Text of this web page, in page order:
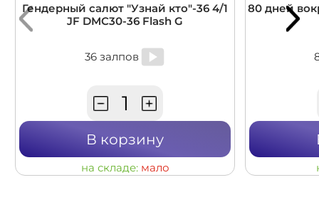
Гендерный салют "Узнай кто"-36 4/1
JF DMC30-36 Flash G
36 залпов
В корзину
на складе: мало
80 дней